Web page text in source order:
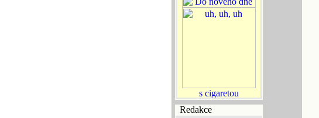
Redakce